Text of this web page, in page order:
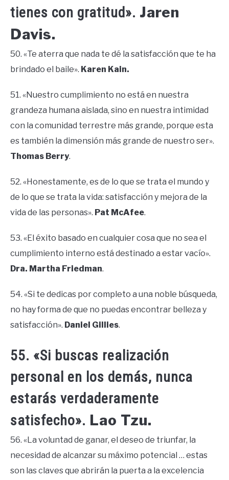
tienes con gratitud». Jaren
Davis.
50. «Te aterra que nada te dé la satisfacción que te ha
brindado el baile». Karen Kain.
51. «Nuestro cumplimiento no está en nuestra
grandeza humana aislada, sino en nuestra intimidad
con la comunidad terrestre más grande, porque esta
es también la dimensión más grande de nuestro ser».
Thomas Berry.
52. «Honestamente, es de lo que se trata el mundo y
de lo que se trata la vida: satisfacción y mejora de la
vida de las personas». Pat McAfee.
53. «El éxito basado en cualquier cosa que no sea el
cumplimiento interno está destinado a estar vacío».
Dra. Martha Friedman.
54. «Si te dedicas por completo a una noble búsqueda,
no hay forma de que no puedas encontrar belleza y
satisfacción». Daniel Gillies.
55. «Si buscas realización
personal en los demás, nunca
estarás verdaderamente
satisfecho». Lao Tzu.
56. «La voluntad de ganar, el deseo de triunfar, la
necesidad de alcanzar su máximo potencial … estas
son las claves que abrirán la puerta a la excelencia